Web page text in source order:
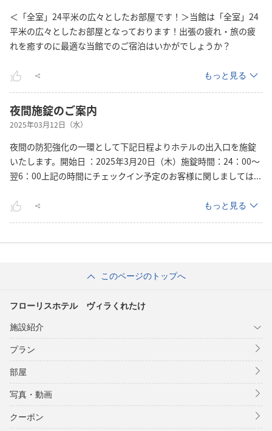
＜「全室」24平米の広々としたお部屋です！＞当館は「全室」24
平米の広々としたお部屋となっております！出張の疲れ・旅の疲
れを癒すのに最適な当館でのご宿泊はいかがでしょうか？
もっと見る
夜間施錠のご案内
2025年03月12日（水）
夜間の防犯強化の一環として下記日程よりホテルの出入口を施錠
いたします。開始日 ：2025年3月20日（木）施錠時間：24：00～
翌6：00上記の時間にチェックイン予定のお客様に関しましては...
もっと見る
このページのトップへ
フローリスホテル ヴィラくれたけ
施設紹介
プラン
部屋
写真・動画
クーポン